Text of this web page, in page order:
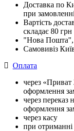
Доставка по
при
Вартість
складає 80 грн
"Нова
Самовивіз
Оплата
через «Приват
оформлення
через переказ
оформлення
через касу
при отриманні